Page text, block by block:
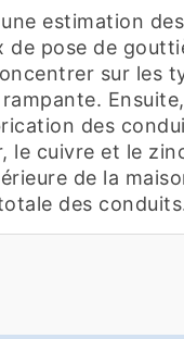
estimation des
de pose de
sur les
des
le cuivre et le
de la
des